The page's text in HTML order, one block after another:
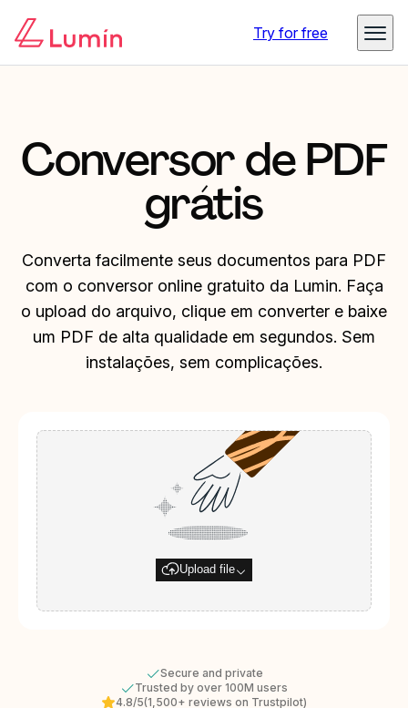
Try for free
Conversor de PDF
grátis
Converta facilmente seus documentos para PDF
com o conversor online gratuito da Lumin. Faça
o upload do arquivo, clique em converter e baixe
um PDF de alta qualidade em segundos. Sem
instalações, sem complicações.
Upload file
Secure and private
Trusted by over 100M users
4.8/5(1,500+ reviews on Trustpilot)